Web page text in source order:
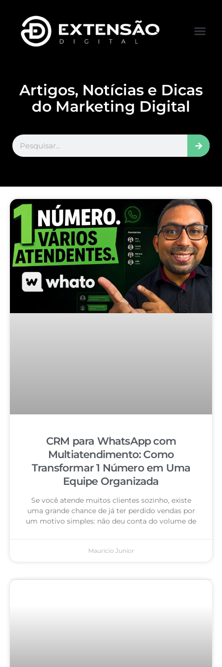
Artigos, Notícias e Dicas
do Marketing Digital
CRM para WhatsApp com
Multiatendimento: Como
Transformar 1 Número em Uma
Equipe Organizada
Se você atende muitos clientes sozinho, existe
uma grande chance de já ter perdido vendas por
um motivo simples: não deu conta do volume de
Mauricio Junior